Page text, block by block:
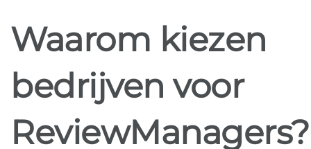
Waarom kiezen
bedrijven voor
ReviewManagers?